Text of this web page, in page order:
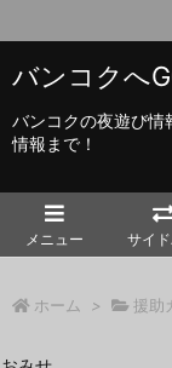
バンコクへ
バンコクの夜遊び情
情報まで！
メニュー サイ
ホーム > 援助